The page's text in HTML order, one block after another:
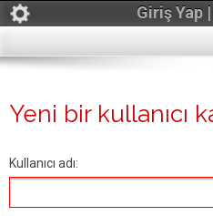
Giriş Yap |
Yeni bir kullanıcı
Kullanıcı adı: